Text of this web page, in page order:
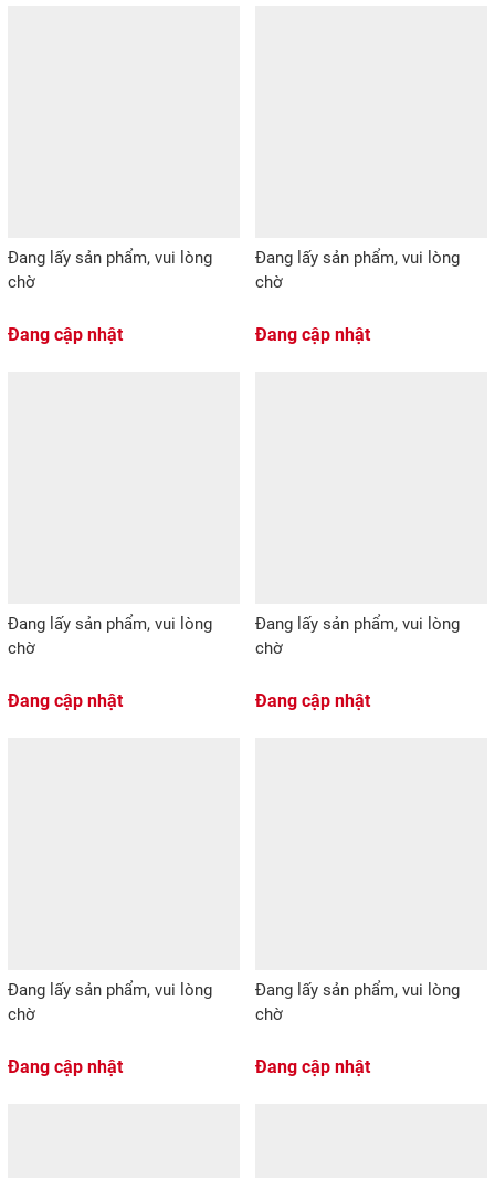
Đang lấy sản phẩm, vui lòng
chờ
Đang cập nhật
Đang lấy sản phẩm, vui lòng
chờ
Đang cập nhật
Đang lấy sản phẩm, vui lòng
chờ
Đang cập nhật
Đang lấy sản phẩm, vui lòng
chờ
Đang cập nhật
Đang lấy sản phẩm, vui lòng
chờ
Đang cập nhật
Đang lấy sản phẩm, vui lòng
chờ
Đang cập nhật